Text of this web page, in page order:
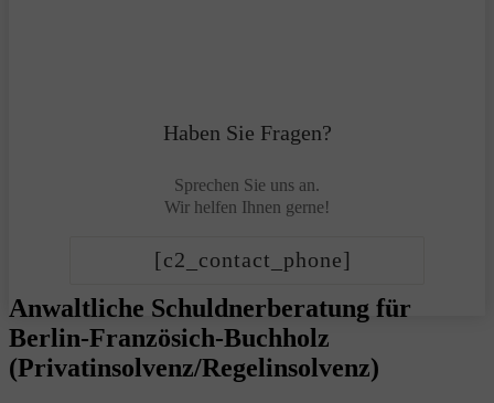
Haben Sie Fragen?
Sprechen Sie uns an.
Wir helfen Ihnen gerne!
[c2_contact_phone]
Anwaltliche Schuldnerberatung für
Berlin-Französich-Buchholz
(Privatinsolvenz/Regelinsolvenz)